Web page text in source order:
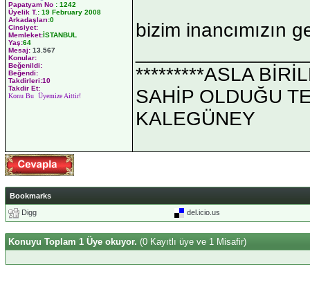
Papatyam No : 1242
Üyelik T.: 19 February 2008
Arkadaşları:0
Cinsiyet:
Memleket:İSTANBUL
Yaş:64
Mesaj: 13.567
Konular:
Beğenildi:
Beğendi:
Takdirleri:10
Takdir Et:
Konu Bu Üyemize Aittir!
bizim inancımızın
*********ASLA
SAHİP OLDUĞU
KALEGÜNEY
Bookmarks
Digg
del.icio.us
Konuyu Toplam 1 Üye okuyor. (0 Kayıtlı üye ve 1 Misafir)